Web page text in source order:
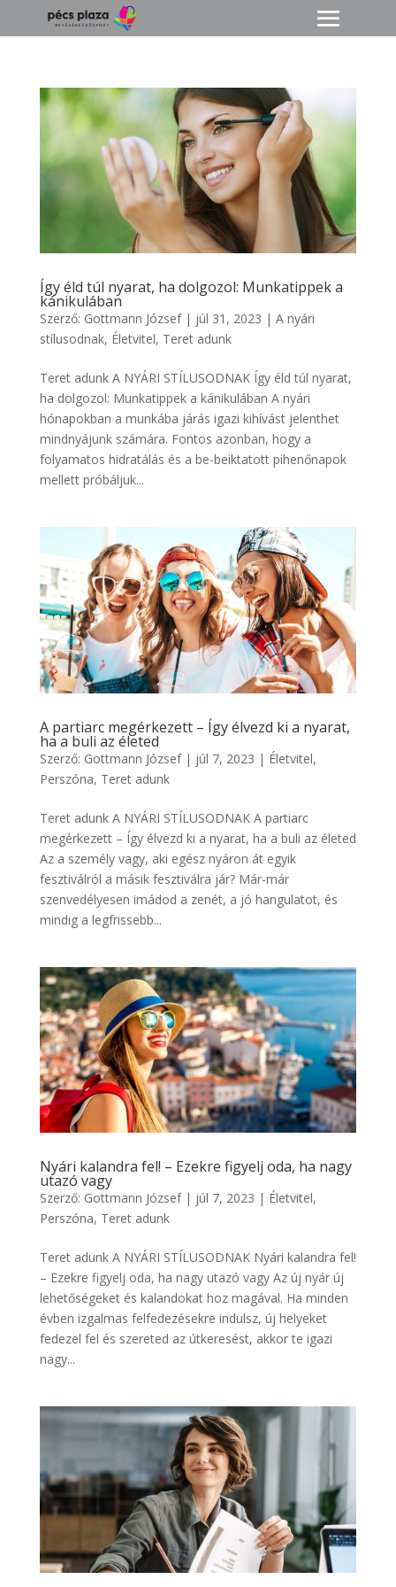
Így éld túl nyarat, ha dolgozol: Munkatippek a
kánikulában
Szerző: Gottmann József| júl 31, 2023 | A nyári
stílusodnak, Életvitel, Teret adunk
Teret adunk A NYÁRI STÍLUSODNAK Így éld túl nyarat,
ha dolgozol: Munkatippek a kánikulában A nyári
hónapokban a munkába járás igazi kihívást jelenthet
mindnyájunk számára. Fontos azonban, hogy a
folyamatos hidratálás és a be-beiktatott pihenőnapok
mellett próbáljuk...
A partiarc megérkezett – Így élvezd ki a nyarat,
ha a buli az életed
Szerző: Gottmann József| júl 7, 2023 | Életvitel,
Perszóna, Teret adunk
Teret adunk A NYÁRI STÍLUSODNAK A partiarc
megérkezett – Így élvezd ki a nyarat, ha a buli az életed
Az a személy vagy, aki egész nyáron át egyik
fesztiválról a másik fesztiválra jár? Már-már
szenvedélyesen imádod a zenét, a jó hangulatot, és
mindig a legfrissebb...
Nyári kalandra fel! – Ezekre figyelj oda, ha nagy
utazó vagy
Szerző: Gottmann József| júl 7, 2023 | Életvitel,
Perszóna, Teret adunk
Teret adunk A NYÁRI STÍLUSODNAK Nyári kalandra fel!
– Ezekre figyelj oda, ha nagy utazó vagy Az új nyár új
lehetőségeket és kalandokat hoz magával. Ha minden
évben izgalmas felfedezésekre indulsz, új helyeket
fedezel fel és szereted az útkeresést, akkor te igazi
nagy...